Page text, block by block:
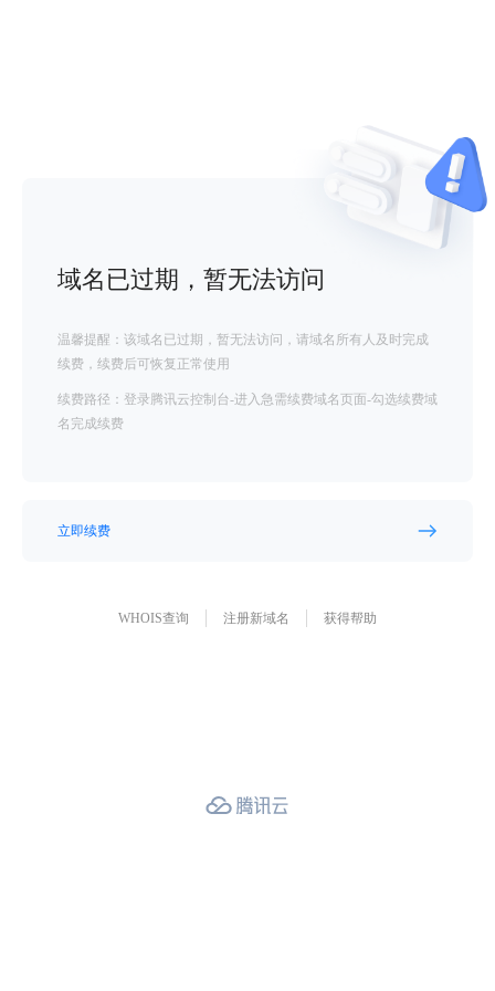
域名已过期，暂无法访问
温馨提醒：该域名已过期，暂无法访问，请域名所有人及时完成
续费，续费后可恢复正常使用
续费路径：登录腾讯云控制台-进入急需续费域名页面-勾选续费域
名完成续费
立即续费
WHOIS查询 注册新域名 获得帮助